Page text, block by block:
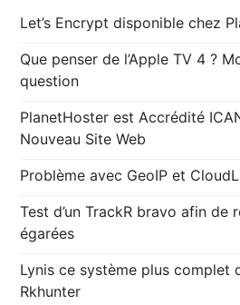
Let’s Encrypt disponible chez
Que penser de l’Apple TV 4 ?
question
PlanetHoster est Accrédité
Nouveau Site Web
Problème avec GeoIP et
Test d’un TrackR bravo afin de
égarées
Lynis ce système plus complet
Rkhunter